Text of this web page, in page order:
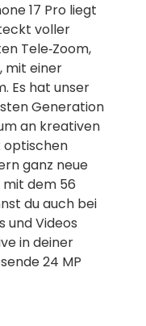
17 Pro liegt
voller
Tele‑Zoom,
mit einer
Es hat unser
Generation
an kreativen
optischen
ganz neue
mit dem 56
du auch bei
und Videos
in deiner
24 MP